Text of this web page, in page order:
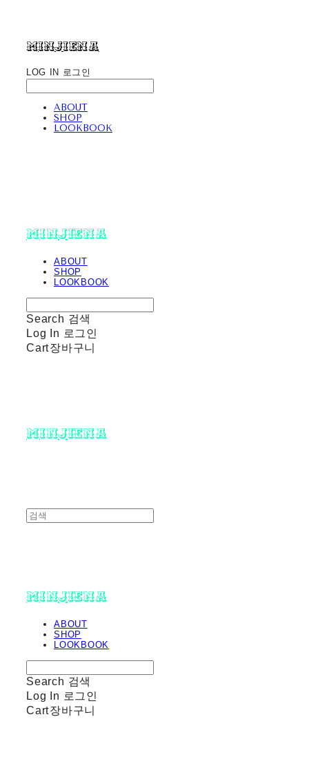
minjiena
LOG IN 로그인
ABOUT
SHOP
LOOKBOOK
minjiena
ABOUT
SHOP
LOOKBOOK
Search 검색
Log In 로그인
Cart장바구니
minjiena
minjiena
ABOUT
SHOP
LOOKBOOK
Search 검색
Log In 로그인
Cart장바구니